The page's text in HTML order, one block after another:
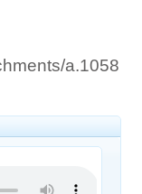
a.1058